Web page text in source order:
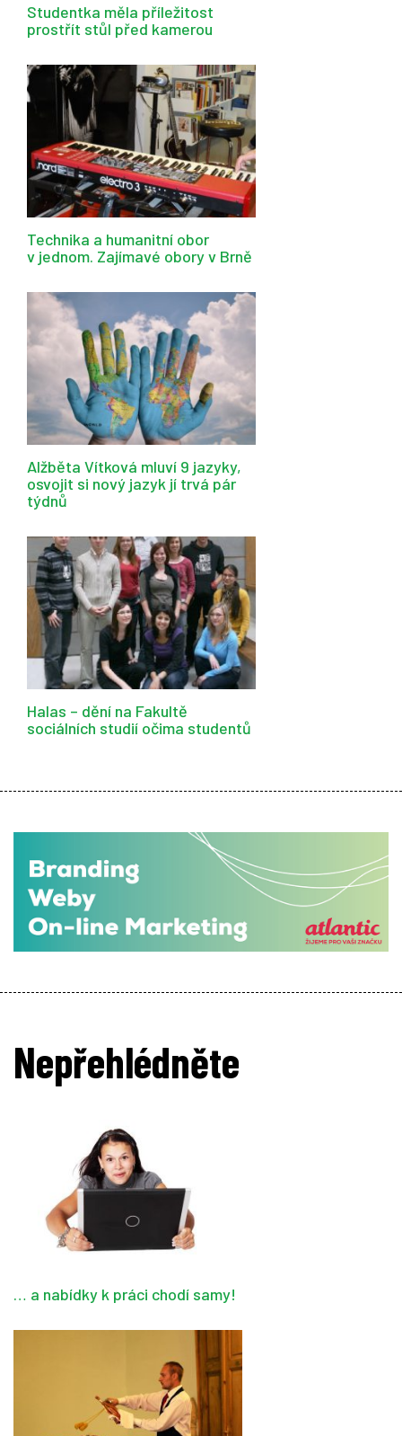
Studentka měla příležitost
prostřít stůl před kamerou
Technika a humanitní obor
v jednom. Zajímavé obory v Brně
Alžběta Vítková mluví 9 jazyky,
osvojit si nový jazyk jí trvá pár
týdnů
Halas – dění na Fakultě
sociálních studií očima studentů
Nepřehlédněte
… a nabídky k práci chodí samy!